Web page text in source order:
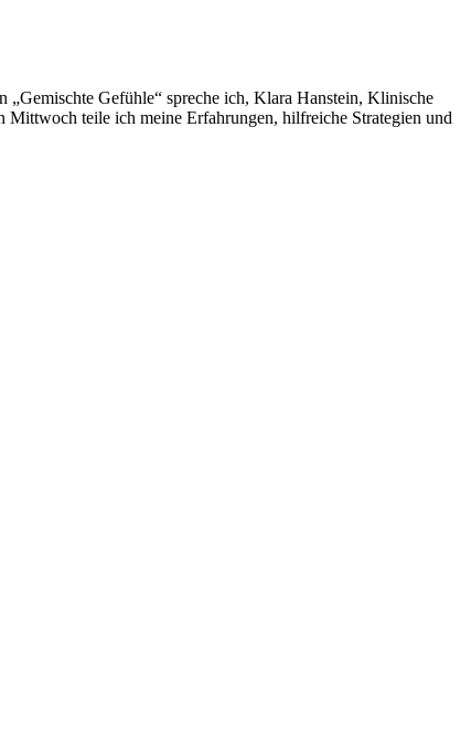
„Gemischte Gefühle“ spreche ich, Klara Hanstein, Klinische
Mittwoch teile ich meine Erfahrungen, hilfreiche Strategien und